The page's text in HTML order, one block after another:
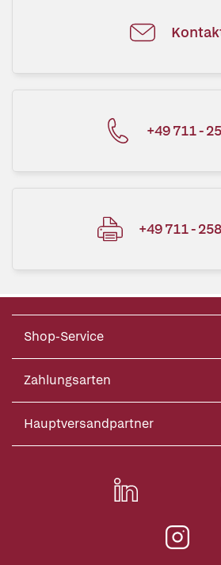
+49 711 -
+49 711 -
Shop-Service
Zahlungsarten
Hauptversandpartner